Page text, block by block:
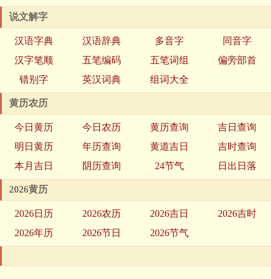
说文解字
汉语字典 汉语辞典 多音字
同音字
汉字笔顺
五笔编码 五笔词组
偏旁部首
错别字
英汉词典 组词大全
黄历农历
今日黄历 今日农历 黄历查询
吉日查询
明日黄历
年历查询 黄道吉日
吉时查询
本月吉日
阴历查询 24节气 日出日落
2026黄历
2026日历 2026农历 2026吉日
2026吉时
2026年历
2026节日 2026节气